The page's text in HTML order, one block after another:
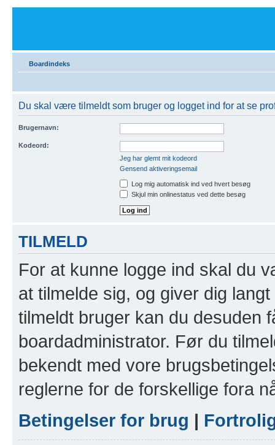
Boardindeks
Du skal være tilmeldt som bruger og logget ind for at se
Brugernavn:
Kodeord:
Jeg har glemt mit kodeord
Gensend aktiveringsemail
Log mig automatisk ind ved hvert besøg
Skjul min onlinestatus ved dette besøg
TILMELD
For at kunne logge ind skal du
at tilmelde sig, og giver dig
tilmeldt bruger kan du desuden
boardadministrator. Før du
bekendt med vore
reglerne for de forskellige fora
Betingelser for brug |